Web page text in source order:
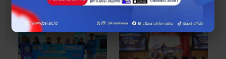
Posko BSI…
Posko BSI…
BERITA BERITA